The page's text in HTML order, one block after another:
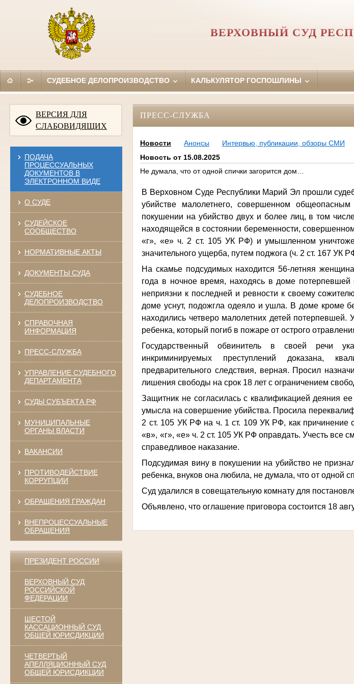
ВЕРХОВНЫЙ СУД
СУДЕБНОЕ ДЕЛОПРОИЗВОДСТВО КАЛЬКУЛЯТОР ГОСПОШЛИНЫ
ВЕРСИЯ ДЛЯ
СЛАБОВИДЯЩИХ
ПОДАЧА
ПРОЦЕССУАЛЬНЫХ
ДОКУМЕНТОВ В
ЭЛЕКТРОННОМ ВИДЕ
О СУДЕ
СУДЕЙСКОЕ
СООБЩЕСТВО
НОРМАТИВНЫЕ АКТЫ
ДОКУМЕНТЫ СУДА
СУДЕБНОЕ
ДЕЛОПРОИЗВОДСТВО
СПРАВОЧНАЯ
ИНФОРМАЦИЯ
ПРЕСС-СЛУЖБА
УПРАВЛЕНИЕ СУДЕБНОГО
ДЕПАРТАМЕНТА
СУДЫ СУБЪЕКТА РФ
МУНИЦИПАЛЬНЫЕ
ОРГАНЫ ВЛАСТИ
ВАКАНСИИ
ПРОТИВОДЕЙСТВИЕ
КОРРУПЦИИ
ОБРАЩЕНИЯ ГРАЖДАН
ВНЕПРОЦЕССУАЛЬНЫЕ
ОБРАЩЕНИЯ
ПРЕЗИДЕНТ РОССИИ
ВЕРХОВНЫЙ СУД
РОССИЙСКОЙ
ФЕДЕРАЦИИ
ШЕСТОЙ
КАССАЦИОННЫЙ СУД
ОБЩЕЙ ЮРИСДИКЦИИ
ЧЕТВЕРТЫЙ
АПЕЛЛЯЦИОННЫЙ СУД
ОБЩЕЙ ЮРИСДИКЦИИ
ПРЕСС-СЛУЖБА
Новости Анонсы Интервью, публикации, обзоры СМИ
Новость от 15.08.2025
Не думала, что от одной спички загорится дом…
В Верховном Суде Республики Марий Эл прошли
убийстве малолетнего, совершенном
покушении на убийство двух и более лиц, в том
находящейся в состоянии беременности,
«г», «е» ч. 2 ст. 105 УК РФ) и умышленном
значительного ущерба, путем поджога (ч. 2 ст. 167 УК
На скамье подсудимых находится 56-летняя
года в ночное время, находясь в доме потерпевшей
неприязни к последней и ревности к своему
доме уснут, подожгла одеяло и ушла. В доме кроме
находились четверо малолетних детей потерпевшей.
ребенка, который погиб в пожаре от острого
Государственный обвинитель в своей речи
инкриминируемых преступлений доказана,
предварительного следствия, верная. Просил
лишения свободы на срок 18 лет с ограничением
Защитник не согласилась с квалификацией деяния
умысла на совершение убийства. Просила
2 ст. 105 УК РФ на ч. 1 ст. 109 УК РФ, как причинение
«в», «г», «е» ч. 2 ст. 105 УК РФ оправдать. Учесть все
справедливое наказание.
Подсудимая вину в покушении на убийство не
ребенка, внуков она любила, не думала, что от одной
Суд удалился в совещательную комнату для
Объявлено, что оглашение приговора состоится 18